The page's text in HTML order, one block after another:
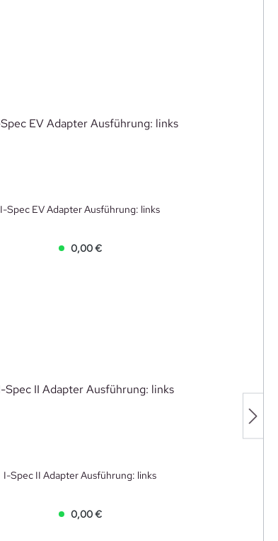
I-Spec EV Adapter Ausführung: links
0,00 €
I-Spec II Adapter Ausführung: links
0,00 €